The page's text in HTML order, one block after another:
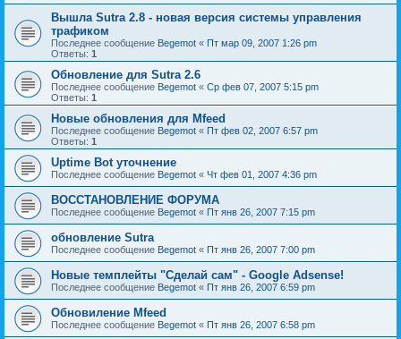
Вышла Sutra 2.8 - новая версия системы управления
трафиком
Последнее сообщение Begemot « Пт мар 09, 2007 1:26 pm
Ответы: 1
Обновление для Sutra 2.6
Последнее сообщение Begemot « Ср фев 07, 2007 5:15 pm
Ответы: 1
Новые обновления для Mfeed
Последнее сообщение Begemot « Пт фев 02, 2007 6:57 pm
Ответы: 1
Uptime Bot уточнение
Последнее сообщение Begemot « Чт фев 01, 2007 4:36 pm
ВОССТАНОВЛЕНИЕ ФОРУМА
Последнее сообщение Begemot « Пт янв 26, 2007 7:15 pm
обновление Sutra
Последнее сообщение Begemot « Пт янв 26, 2007 7:00 pm
Новые темплейты "Cделай сам" - Google Adsense!
Последнее сообщение Begemot « Пт янв 26, 2007 6:59 pm
Обновиление Mfeed
Последнее сообщение Begemot « Пт янв 26, 2007 6:58 pm